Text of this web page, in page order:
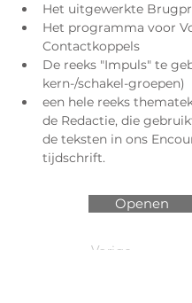
Het uitgewerkte
Het programma voor
Contactkoppels
De reeks "Impuls" te
kern-/schakel-groepen)
een hele reeks
de Redactie, die
de teksten in ons
tijdschrift.
Openen
Vorige